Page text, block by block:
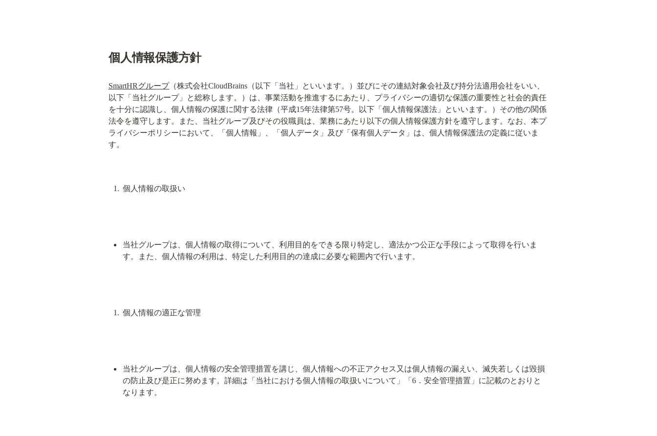
個人情報保護方針
SmartHRグループ（株式会社CloudBrains（以下「当社」といいます。）並びにその連結対象会社及び持分法適用会社をいい、
以下「当社グループ」と総称します。）は、事業活動を推進するにあたり、プライバシーの適切な保護の重要性と社会的責任
を十分に認識し、個人情報の保護に関する法律（平成15年法律第57号。以下「個人情報保護法」といいます。）その他の関係
法令を遵守します。また、当社グループ及びその役職員は、業務にあたり以下の個人情報保護方針を遵守します。なお、本プ
ライバシーポリシーにおいて、「個人情報」、「個人データ」及び「保有個人データ」は、個人情報保護法の定義に従いま
す。
個人情報の取扱い
当社グループは、個人情報の取得について、利用目的をできる限り特定し、適法かつ公正な手段によって取得を行いま
す。また、個人情報の利用は、特定した利用目的の達成に必要な範囲内で行います。
個人情報の適正な管理
当社グループは、個人情報の安全管理措置を講じ、個人情報への不正アクセス又は個人情報の漏えい、滅失若しくは毀損
の防止及び是正に努めます。詳細は「当社における個人情報の取扱いについて」「6．安全管理措置」に記載のとおりと
なります。